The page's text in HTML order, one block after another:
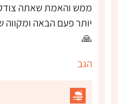
ממש והאמת שאתה צודק
יותר פעם הבאה ומקווה
🙏
הגב